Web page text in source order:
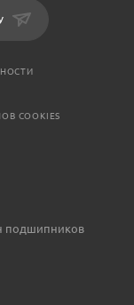
COOKIES
подшипников